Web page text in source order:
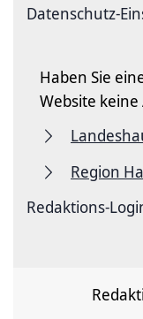
Datenschutz-
Haben Sie
Website
Region
Redaktions-